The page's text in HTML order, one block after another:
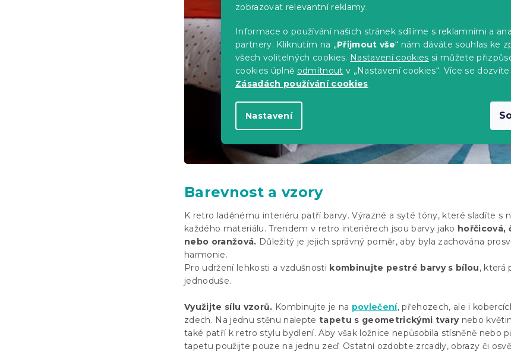
zobrazovat relevantní reklamy.
Informace o používání našich stránek sdílíme s reklamními a
partnery. Kliknutím na „Přijmout vše“ nám dáváte souhlas ke
všech volitelných cookies. Nastavení cookies si můžete
cookies úplně odmítnout v „Nastavení cookies“. Více se
Zásadách používání cookies
Nastavení
Barevnost a vzory
K retro laděnému interiéru patří barvy. Výrazné a syté tóny, které sladíte s
každého materiálu. Trendem v retro interiérech jsou barvy jako hořčicová,
nebo oranžová. Důležitý je jejich správný poměr, aby byla zachována
harmonie.
Pro udržení lehkosti a vzdušnosti kombinujte pestré barvy s bílou, která
jednoduše.
Využijte sílu vzorů. Kombinujte je na povlečení, přehozech, ale i
zdech. Na jednu stěnu nalepte tapetu s geometrickými tvarynebo
také patří k retro stylu bydlení. Aby však ložnice nepůsobila stísněně nebo
tapetu použijte pouze na jednu zeď. Ostatní ozdobte zrcadly, obrazy či